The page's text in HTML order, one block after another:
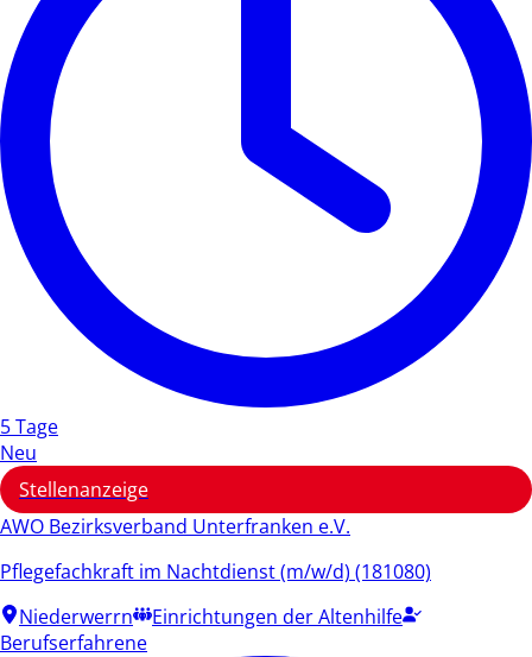
5 Tage
Neu
Stellenanzeige
AWO Bezirksverband Unterfranken e.V.
Pflegefachkraft im Nachtdienst (m/w/d) (181080)
Niederwerrn
Einrichtungen der Altenhilfe
Berufserfahrene